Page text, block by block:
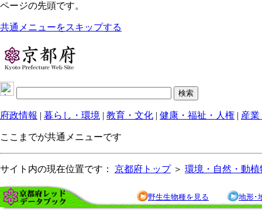
ページの先頭です。
共通メニューをスキップする
府政情報 | 暮らし・環境 | 教育・文化 | 健康・福祉・人権 | 産業
ここまでが共通メニューです
サイト内の現在位置です： 京都府トップ＞ 環境・自然・動植
野生生物種を見る 地形･